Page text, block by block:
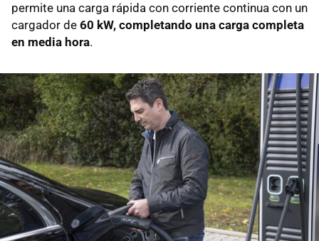
permite una carga rápida con corriente continua con un
cargador de 60 kW, completando una carga completa
en media hora.